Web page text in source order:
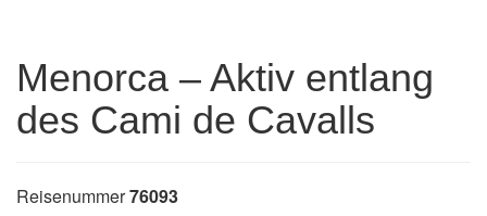
Menorca – Aktiv entlang
des Cami de Cavalls
Reisenummer76093